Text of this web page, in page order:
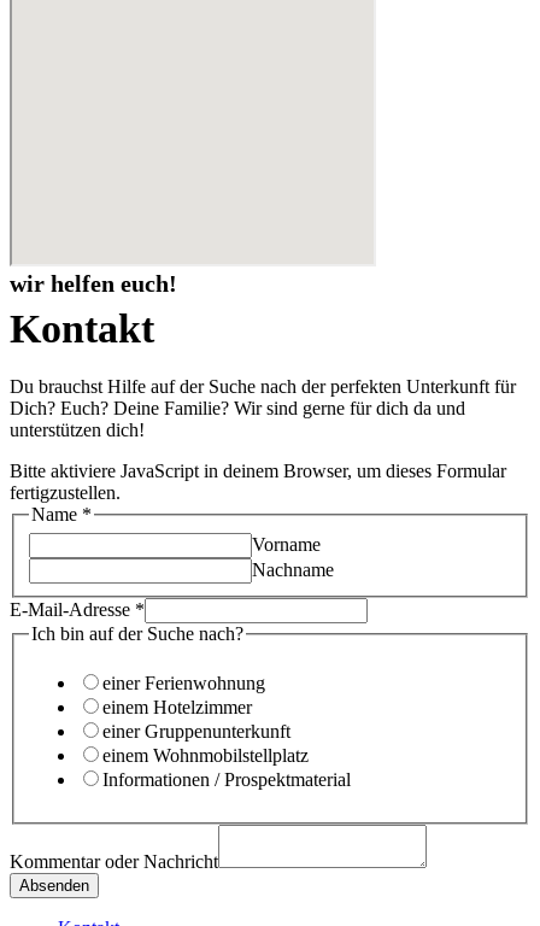
wir helfen euch!
Kontakt
Du brauchst Hilfe auf der Suche nach der perfekten Unterkunft für
Dich? Euch? Deine Familie? Wir sind gerne für dich da und
unterstützen dich!
Bitte aktiviere JavaScript in deinem Browser, um dieses Formular
fertigzustellen.
Name *
Vorname
Nachname
E-Mail-Adresse *
Ich bin auf der Suche nach?
einer Ferienwohnung
einem Hotelzimmer
einer Gruppenunterkunft
einem Wohnmobilstellplatz
Informationen / Prospektmaterial
Kommentar oder Nachricht
Absenden